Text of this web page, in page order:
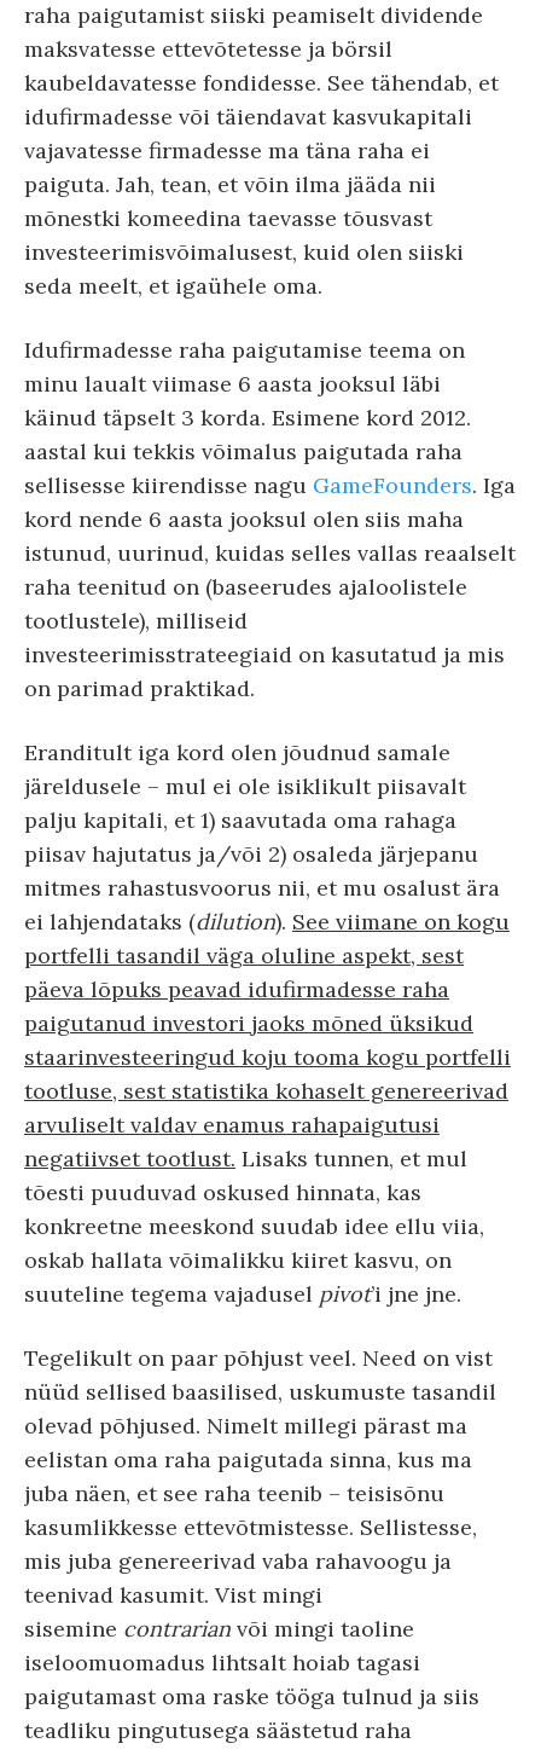
raha paigutamist siiski peamiselt dividende
maksvatesse ettevõtetesse ja börsil
kaubeldavatesse fondidesse. See tähendab, et
idufirmadesse või täiendavat kasvukapitali
vajavatesse firmadesse ma täna raha ei
paiguta. Jah, tean, et võin ilma jääda nii
mõnestki komeedina taevasse tõusvast
investeerimisvõimalusest, kuid olen siiski
seda meelt, et igaühele oma.
Idufirmadesse raha paigutamise teema on
minu laualt viimase 6 aasta jooksul läbi
käinud täpselt 3 korda. Esimene kord 2012.
aastal kui tekkis võimalus paigutada raha
sellisesse kiirendisse nagu GameFounders. Iga
kord nende 6 aasta jooksul olen siis maha
istunud, uurinud, kuidas selles vallas reaalselt
raha teenitud on (baseerudes ajaloolistele
tootlustele), milliseid
investeerimisstrateegiaid on kasutatud ja mis
on parimad praktikad.
Eranditult iga kord olen jõudnud samale
järeldusele – mul ei ole isiklikult piisavalt
palju kapitali, et 1) saavutada oma rahaga
piisav hajutatus ja/või 2) osaleda järjepanu
mitmes rahastusvoorus nii, et mu osalust ära
ei lahjendataks (dilution). See viimane on kogu
portfelli tasandil väga oluline aspekt, sest
päeva lõpuks peavad idufirmadesse raha
paigutanud investori jaoks mõned üksikud
staarinvesteeringud koju tooma kogu portfelli
tootluse, sest statistika kohaselt genereerivad
arvuliselt valdav enamus rahapaigutusi
negatiivset tootlust. Lisaks tunnen, et mul
tõesti puuduvad oskused hinnata, kas
konkreetne meeskond suudab idee ellu viia,
oskab hallata võimalikku kiiret kasvu, on
suuteline tegema vajadusel pivot’i jne jne.
Tegelikult on paar põhjust veel. Need on vist
nüüd sellised baasilised, uskumuste tasandil
olevad põhjused. Nimelt millegi pärast ma
eelistan oma raha paigutada sinna, kus ma
juba näen, et see raha teenib – teisisõnu
kasumlikkesse ettevõtmistesse. Sellistesse,
mis juba genereerivad vaba rahavoogu ja
teenivad kasumit. Vist mingi
sisemine contrarian või mingi taoline
iseloomuomadus lihtsalt hoiab tagasi
paigutamast oma raske tööga tulnud ja siis
teadliku pingutusega säästetud raha